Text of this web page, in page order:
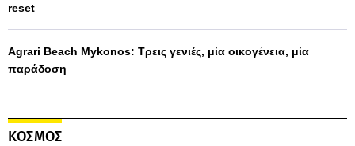
reset
Agrari Beach Mykonos: Τρεις γενιές, μία οικογένεια, μία
παράδοση
ΚΟΣΜΟΣ